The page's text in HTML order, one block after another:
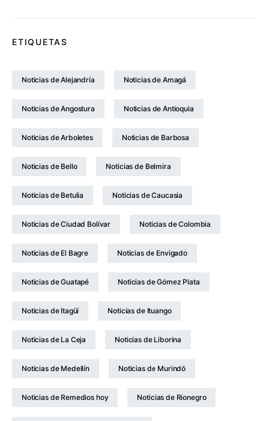
ETIQUETAS
Noticias de Alejandría Noticias de Amagá
Noticias de Angostura Noticias de Antioquia
Noticias de Arboletes Noticias de Barbosa
Noticias de Bello Noticias de Belmira
Noticias de Betulia Noticias de Caucasia
Noticias de Ciudad Bolívar Noticias de Colombia
Noticias de El Bagre Noticias de Envigado
Noticias de Guatapé Noticias de Gómez Plata
Noticias de Itagüí Noticias de Ituango
Noticias de La Ceja Noticias de Liborina
Noticias de Medellín Noticias de Murindó
Noticias de Remedios hoy Noticias de Rionegro